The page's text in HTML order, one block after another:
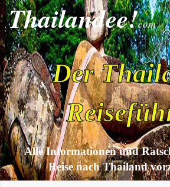
Thailandee!com
Der
Alle Informationen und
Reise nach Thailand